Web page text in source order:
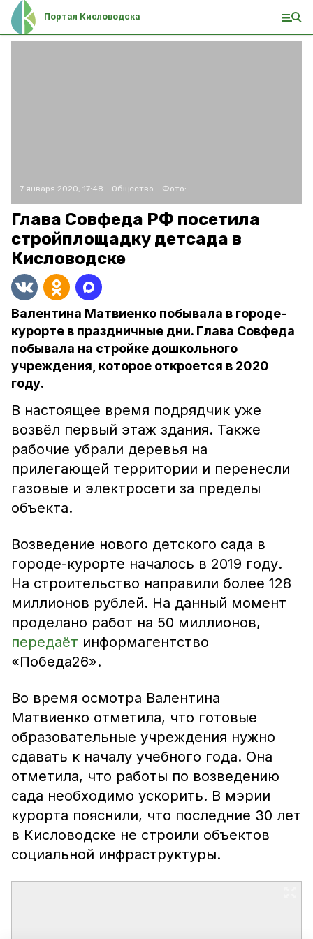
Портал Кисловодска
7 января 2020, 17:48 Общество Фото:
Глава Совфеда РФ посетила
стройплощадку детсада в
Кисловодске
Валентина Матвиенко побывала в городе-
курорте в праздничные дни. Глава Совфеда
побывала на стройке дошкольного
учреждения, которое откроется в 2020
году.
В настоящее время подрядчик уже
возвёл первый этаж здания. Также
рабочие убрали деревья на
прилегающей территории и перенесли
газовые и электросети за пределы
объекта.
Возведение нового детского сада в
городе-курорте началось в 2019 году.
На строительство направили более 128
миллионов рублей. На данный момент
проделано работ на 50 миллионов,
передаёт информагентство
«Победа26».
Во время осмотра Валентина
Матвиенко отметила, что готовые
образовательные учреждения нужно
сдавать к началу учебного года. Она
отметила, что работы по возведению
сада необходимо ускорить. В мэрии
курорта пояснили, что последние 30 лет
в Кисловодске не строили объектов
социальной инфраструктуры.